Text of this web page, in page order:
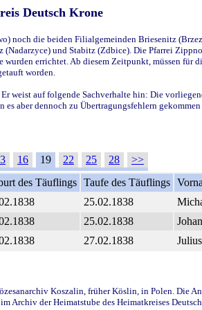
Deutsch Krone
noch die beiden Filialgemeinden Briesenitz
und Stabitz (Zdbice). Die Pfarrei
errichtet. Ab diesem Zeitpunkt, müssen für
worden.
weist auf folgende Sachverhalte hin: Die
aber dennoch zu Übertragungsfehlern
16 19 22 25 28
>>
des Täuflings Taufe des Täuflings
25.02.1838
25.02.1838
27.02.1838 Julius
Koszalin, früher Köslin, in Polen. Die
Archiv der Heimatstube des Heimatkreises